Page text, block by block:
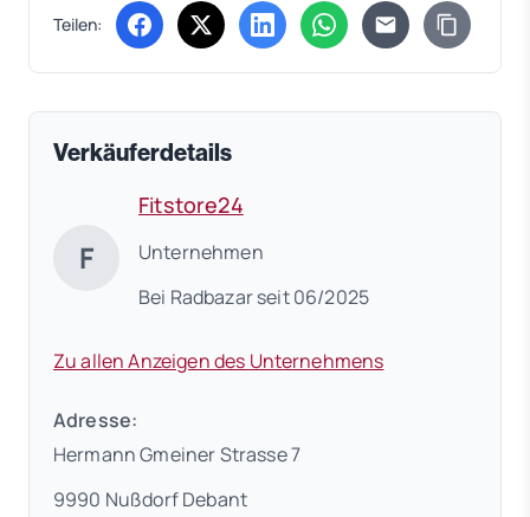
Teilen: (öffnet in neuem Tab)
(öffnet in neuem Tab)
(öffnet in neuem Tab)
(öffnet in neuem Tab)
Verkäuferdetails
F
Fitstore24
Unternehmen
Bei Radbazar seit 06/2025
Zu allen Anzeigen des Unternehmens
Adresse:
Hermann Gmeiner Strasse 7
9990 Nußdorf Debant